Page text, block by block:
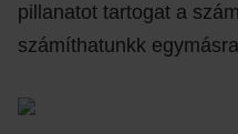
pillanatot tartogat a
számíthatunkk